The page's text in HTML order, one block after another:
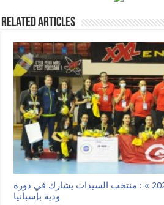
Related Articles
استعدادا لكان « داكار 2022 » : منتخب السيدات يشارك في دورة
ودية بإسبانيا